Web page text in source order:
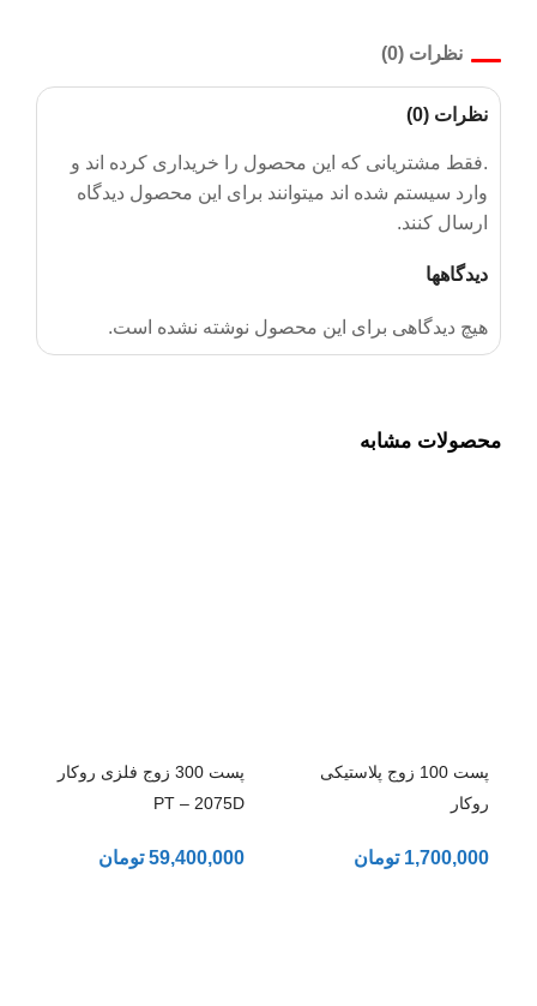
نظرات (0)
نظرات (0)
دیدگاهها
هیچ دیدگاهی برای این محصول نوشته نشده است.
.فقط مشتریانی که این محصول را خریداری کرده اند و
وارد سیستم شده اند میتوانند برای این محصول دیدگاه
ارسال کنند.
محصولات مشابه
پست 100 زوج پلاستیکی
روکار
1,700,000 تومان
پست 300 زوج فلزی روکار
PT – 2075D
59,400,000 تومان